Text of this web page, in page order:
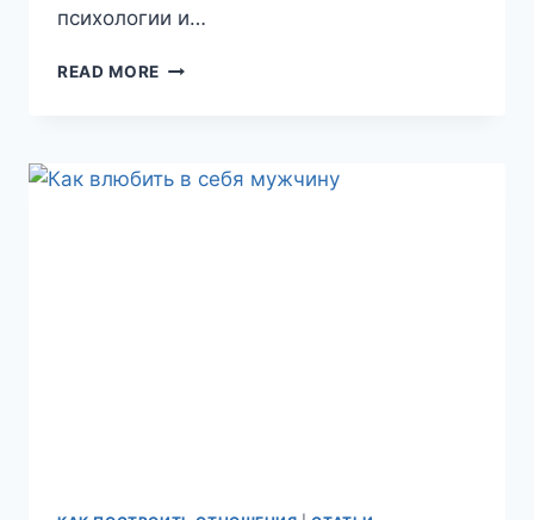
психологии и…
READ MORE ЧТО
ЗВОНИТ